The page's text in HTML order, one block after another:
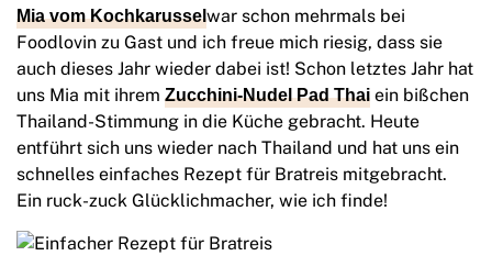
Mia vom Kochkarusselwar schon mehrmals bei
Foodlovin zu Gast und ich freue mich riesig, dass sie
auch dieses Jahr wieder dabei ist! Schon letztes Jahr hat
uns Mia mit ihrem Zucchini-Nudel Pad Thai ein bißchen
Thailand-Stimmung in die Küche gebracht. Heute
entführt sich uns wieder nach Thailand und hat uns ein
schnelles einfaches Rezept für Bratreis mitgebracht.
Ein ruck-zuck Glücklichmacher, wie ich finde!